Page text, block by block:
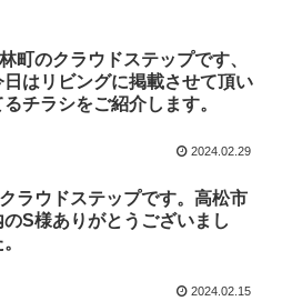
林町のクラウドステップです、
日はリビングに掲載させて頂い
るチラシをご紹介します。
2024.02.29
クラウドステップです。高松市
のS様ありがとうございまし
2024.02.15